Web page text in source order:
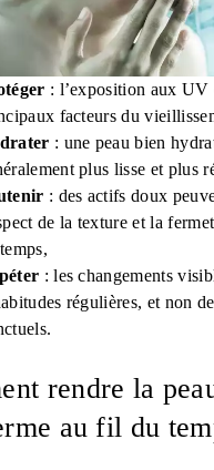
: l’exposition aux UV
facteurs du
: une peau bien
plus lisse et plus
: des actifs doux
de la texture et la
: les changements
régulières, et non
rendre la
au fil du